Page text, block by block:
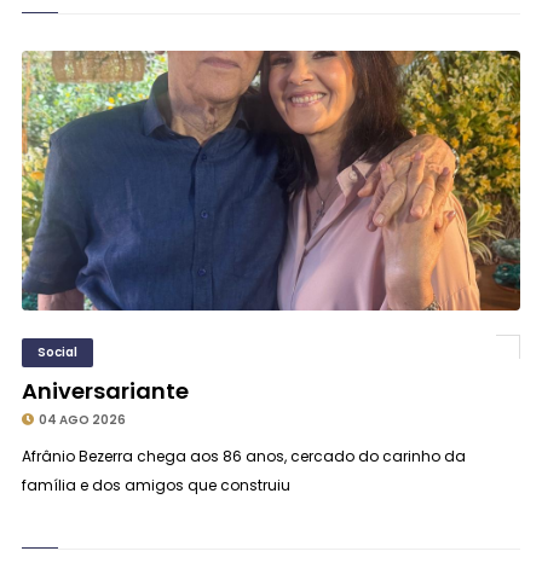
Social
Aniversariante
04 AGO 2026
Afrânio Bezerra chega aos 86 anos, cercado do carinho da
família e dos amigos que construiu